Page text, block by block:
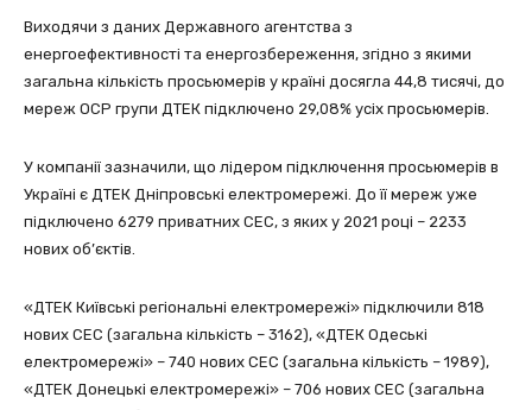
Виходячи з даних Державного агентства з
енергоефективності та енергозбереження, згідно з якими
загальна кількість просьюмерів у країні досягла 44,8 тисячі, до
мереж ОСР групи ДТЕК підключено 29,08% усіх просьюмерів.
У компанії зазначили, що лідером підключення просьюмерів в
Україні є ДТЕК Дніпровські електромережі. До її мереж уже
підключено 6279 приватних СЕС, з яких у 2021 році – 2233
нових об’єктів.
«ДТЕК Київські регіональні електромережі» підключили 818
нових СЕС (загальна кількість – 3162), «ДТЕК Одеські
електромережі» – 740 нових СЕС (загальна кількість – 1989),
«ДТЕК Донецькі електромережі» – 706 нових СЕС (загальна